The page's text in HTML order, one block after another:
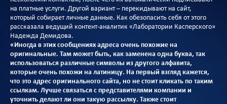
на платные услуги. Другой вариант – перекидывают на сайт,
который собирает личные данные. Как обезопасить себя от этого
рассказала ведущий контент-аналитик «Лаборатории Касперского»
Надежда Демидова.
«Иногда в этих сообщениях адреса очень похожие на
оригинальные. Там может быть, как заменена одна буква, так
использоваться различные символы из другого алфавита,
которые очень похожи на латиницу. На первый взгляд кажется,
что это адрес оригинального сайта, но не стоит кликать по таким
ссылкам. Лучше связаться с представителями компании и
уточнить делают ли они такую рассылку. Также стоит